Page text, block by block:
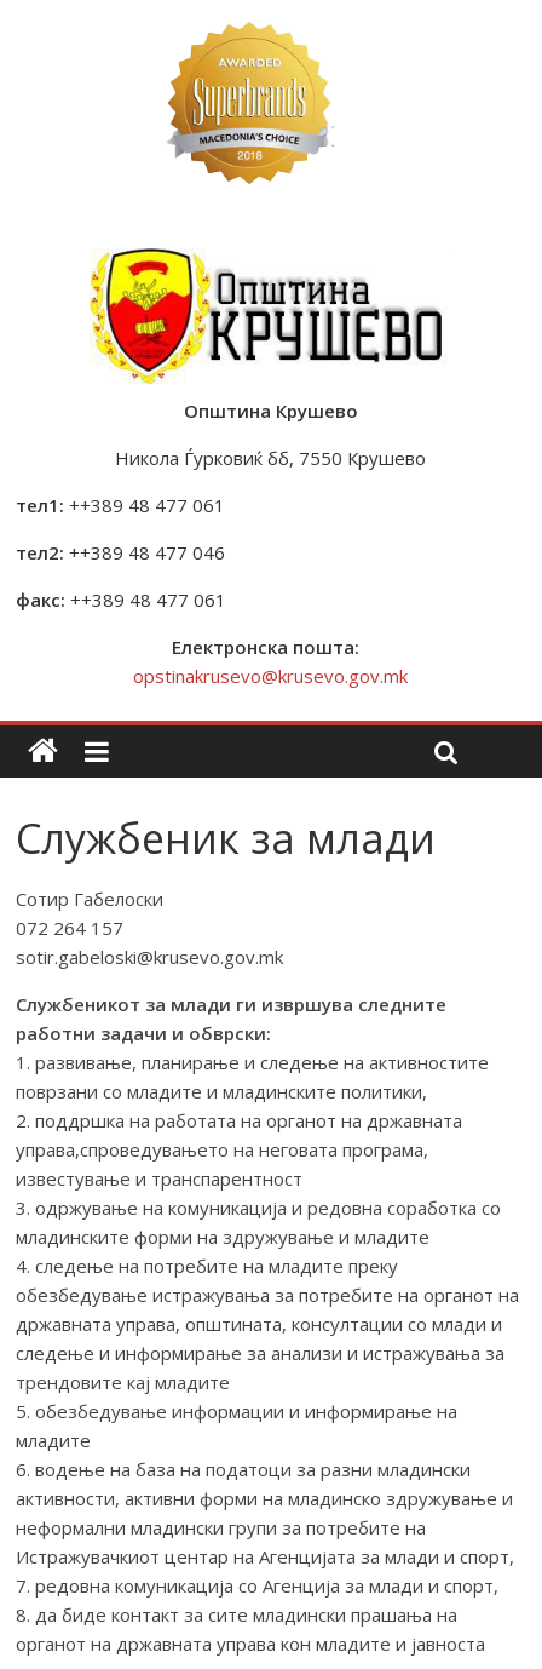
Општина Крушево
Никола Ѓурковиќ бб, 7550 Крушево
тел1: ++389 48 477 061
тел2: ++389 48 477 046
факс: ++389 48 477 061
Електронска пошта:
opstinakrusevo@krusevo.gov.mk
Службеник за млади
Сотир Габелоски
072 264 157
sotir.gabeloski@krusevo.gov.mk
Службеникот за млади ги извршува следните
работни задачи и обврски:
1. развивање, планирање и следење на активностите
поврзани со младите и младинските политики,
2. поддршка на работата на органот на државната
управа,спроведувањето на неговата програма,
известување и транспарентност
3. одржување на комуникација и редовна соработка со
младинските форми на здружување и младите
4. следење на потребите на младите преку
обезбедување истражувања за потребите на органот на
државната управа, општината, консултации со млади и
следење и информирање за анализи и истражувања за
трендовите кај младите
5. обезбедување информации и информирање на
младите
6. водење на база на податоци за разни младински
активности, активни форми на младинско здружување и
неформални младински групи за потребите на
Истражувачкиот центар на Агенцијата за млади и спорт,
7. редовна комуникација со Агенција за млади и спорт,
8. да биде контакт за сите младински прашања на
органот на државната управа кон младите и јавноста